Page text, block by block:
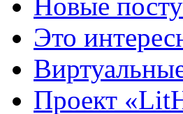
Новые
Это
Проект